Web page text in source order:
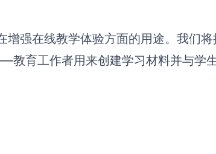
强在线教学体验方面的用途。我们将
育工作者用来创建学习材料并与学